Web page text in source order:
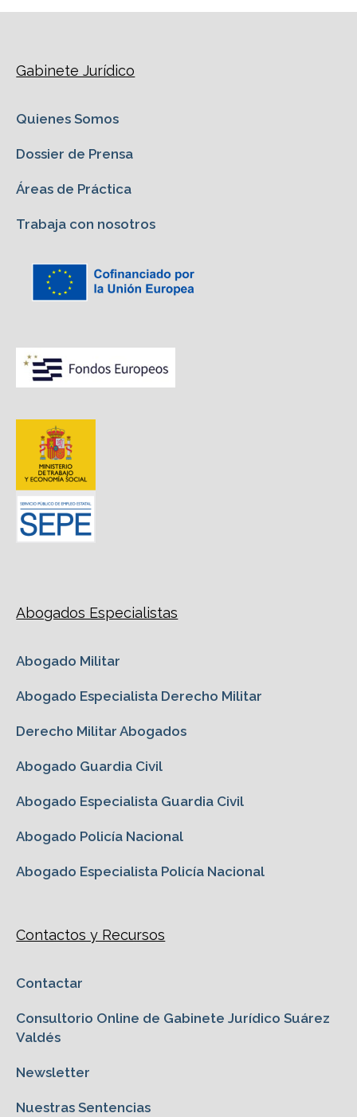
Gabinete Jurídico
Quienes Somos
Dossier de Prensa
Áreas de Práctica
Trabaja con nosotros
Abogados Especialistas
Abogado Militar
Abogado Especialista Derecho Militar
Derecho Militar Abogados
Abogado Guardia Civil
Abogado Especialista Guardia Civil
Abogado Policía Nacional
Abogado Especialista Policía Nacional
Contactos y Recursos
Contactar
Consultorio Online de Gabinete Jurídico Suárez
Valdés
Newsletter
Nuestras Sentencias